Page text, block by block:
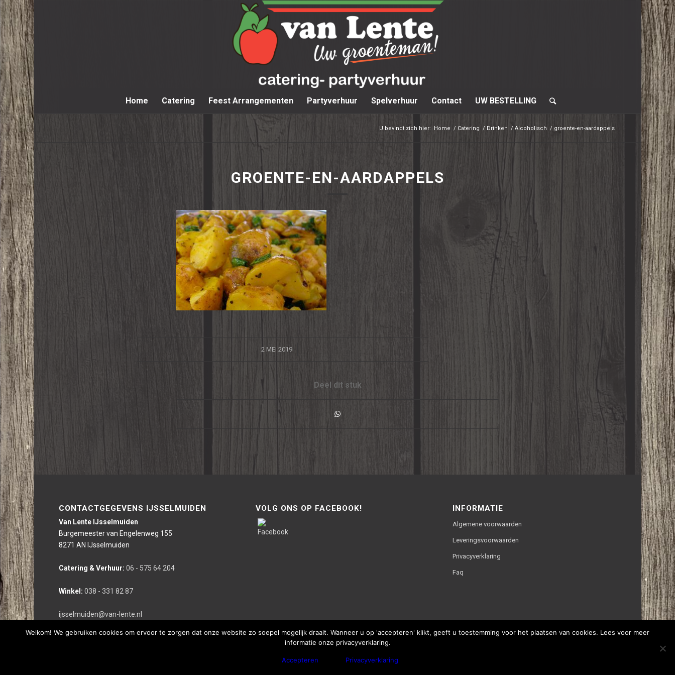
Home Catering Feest Arrangementen Partyverhuur Spelverhuur Contact UW BESTELLING
U bevindt zich hier: Home / Catering / Drinken / Alcoholisch / groente-en-aardappels
GROENTE-EN-AARDAPPELS
2 MEI 2019
/
Deel dit stuk
CONTACTGEGEVENS IJSSELMUIDEN
Van Lente IJsselmuiden
Burgemeester van Engelenweg 155
8271 AN IJsselmuiden
Catering & Verhuur: 06 - 575 64 204
Winkel: 038 - 331 82 87
ijsselmuiden@van-lente.nl
VOLG ONS OP FACEBOOK! INFORMATIE
Algemene voorwaarden
Leveringsvoorwaarden
Privacyverklaring
Faq
Deze website is gerealiseerd door bco reclameburo i.s.m. WebThisSign | © Copyright - Van Lente
Welkom! We gebruiken cookies om ervoor te zorgen dat onze website zo soepel mogelijk draait. Wanneer u op 'accepteren' klikt, geeft u toestemming voor het plaatsen van cookies. Lees voor meer
informatie onze privacyverklaring.
Accepteren Privacyverklaring